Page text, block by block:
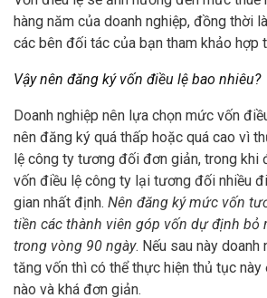
hàng năm của doanh nghiệp, đồng thời
các bên đối tác của bạn tham khảo hợp
Vậy nên đăng ký vốn điều lệ bao nhiêu?
Doanh nghiệp nên lựa chọn mức vốn
nên đăng ký quá thấp hoặc quá cao vì
lệ công ty tương đối đơn giản, trong khi
vốn điều lệ công ty lại tương đối nhiều
gian nhất định. Nên đăng ký mức vốn
tiền các thành viên góp vốn dự định bỏ
trong vòng 90 ngày. Nếu sau này doanh
tăng vốn thì có thể thực hiện thủ tục
nào và khá đơn giản.